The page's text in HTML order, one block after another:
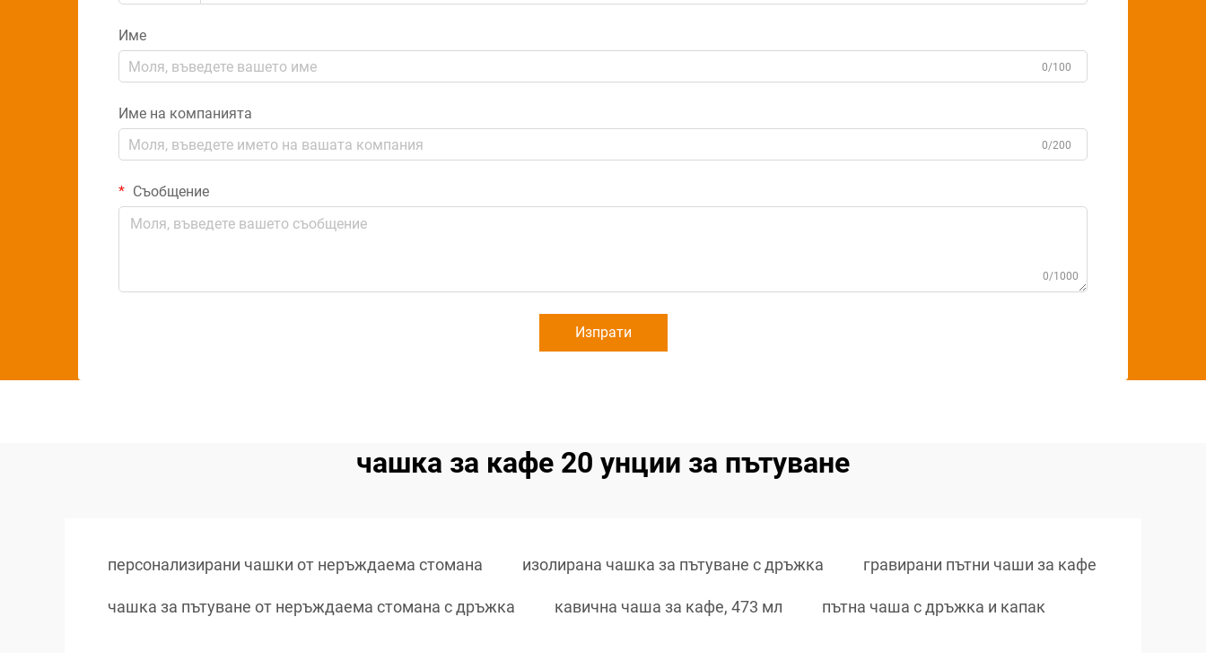
Име
0/100
Име на компанията
0/200
Съобщение
0/1000
Изпрати
чашка за кафе 20 унции за пътуване
персонализирани чашки от неръждаема стомана изолирана чашка за пътуване с дръжка гравирани пътни чаши за кафе
чашка за пътуване от неръждаема стомана с дръжка кавична чаша за кафе, 473 мл пътна чаша с дръжка и капак